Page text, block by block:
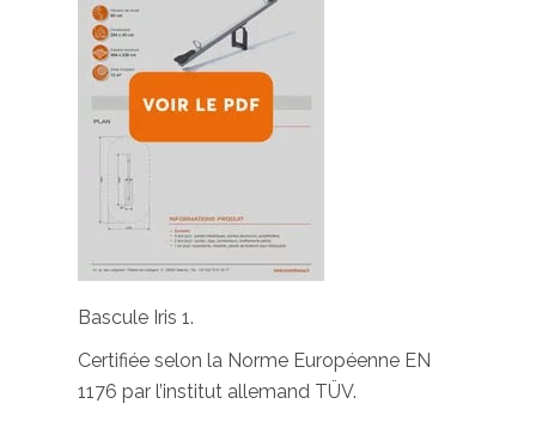
Bascule Iris 1.
Certifiée selon la Norme Européenne EN
1176 par l’institut allemand TÜV.